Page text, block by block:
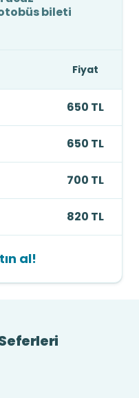
bileti
Fiyat
650 TL
650 TL
700 TL
820 TL
al!